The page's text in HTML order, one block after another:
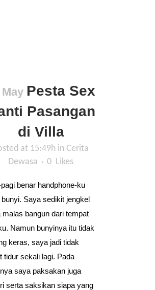
May Pesta Sex
Pasangan
di Villa
at 15:49h in Cerita
Dewasa
0 Likes
benar handphone-ku
bunyi. Saya sedikit jengkel
malas bangun dari tempat
Namun bunyinya itu tidak
keras, saya jadi tidak
tidur sekali lagi. Pada
saya paksakan juga
serta saksikan siapa yang